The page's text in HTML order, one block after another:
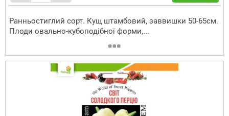
Ранньостиглий сорт. Кущ штамбовий, заввишки 50-65см.
Плоди овально-кубоподібної форми,...